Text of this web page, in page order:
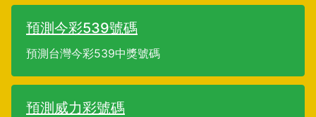
預測今彩539號碼
預測台灣今彩539中獎號碼
預測威力彩號碼